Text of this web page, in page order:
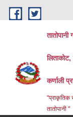
Skip to main content
तातोपानी
लिताकोट,
कर्णाली
"प्राकृतिक
तातोपानी "